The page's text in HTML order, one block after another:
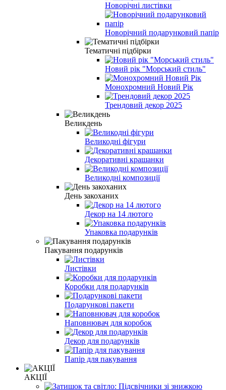
Новорічні листівки
Новорічний подарунковий папір
Тематичні підбірки
Новий рік "Морський стиль"
Монохромний Новий Рік
Трендовий декор 2025
Великдень
Великодні фігури
Декоративні крашанки
Великодні композиції
День закоханих
Декор на 14 лютого
Упаковка подарунків
Пакування подарунків
Листівки
Коробки для подарунків
Подарункові пакети
Наповнювач для коробок
Декор для подарунків
Папір для пакування
АКЦІЇ